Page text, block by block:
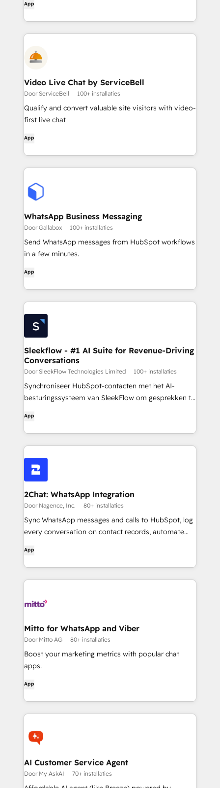
App
Video Live Chat by ServiceBell
Door ServiceBell 100+ installaties
Qualify and convert valuable site visitors with video-
first live chat
App
WhatsApp Business Messaging
Door Gallabox 100+ installaties
Send WhatsApp messages from HubSpot workflows
in a few minutes.
App
Sleekflow - #1 AI Suite for Revenue-Driving
Conversations
Door SleekFlow Technologies Limited 100+ installaties
Synchroniseer HubSpot-contacten met het AI-
besturingssysteem van SleekFlow om gesprekken te
meer - alles op één plek. Laat AI-agenten elke
interactie sturen in de richting van inkomsten.
App
2Chat: WhatsApp Integration
Door Nagence, Inc. 80+ installaties
Sync WhatsApp messages and calls to HubSpot, log
every conversation on contact records, automate
2Chat Chrome extension.
App
Mitto for WhatsApp and Viber
Door Mitto AG 80+ installaties
Boost your marketing metrics with popular chat
apps.
App
AI Customer Service Agent
Door My AskAI 70+ installaties